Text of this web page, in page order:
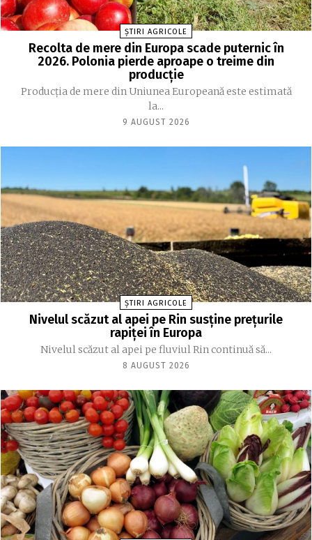
ȘTIRI AGRICOLE
Recolta de mere din Europa scade puternic în
2026. Polonia pierde aproape o treime din
producție
Producția de mere din Uniunea Europeană este estimată
la...
9 AUGUST 2026
ȘTIRI AGRICOLE
Nivelul scăzut al apei pe Rin susține prețurile
rapiței în Europa
Nivelul scăzut al apei pe fluviul Rin continuă să...
8 AUGUST 2026